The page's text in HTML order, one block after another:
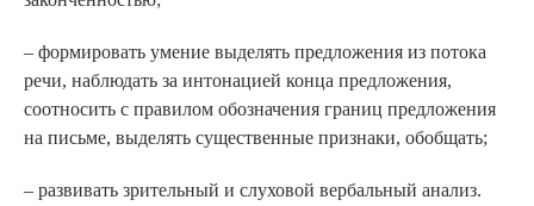
– формировать умение выделять предложения из потока
речи, наблюдать за интонацией конца предложения,
соотносить с правилом обозначения границ предложения
на письме, выделять су­щественные признаки, обобщать;
– развивать зрительный и слуховой вербальный анализ.